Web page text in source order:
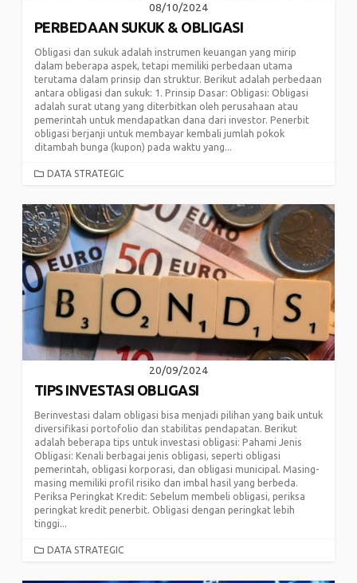
08/10/2024
PERBEDAAN SUKUK & OBLIGASI
Obligasi dan sukuk adalah instrumen keuangan yang mirip
dalam beberapa aspek, tetapi memiliki perbedaan utama
terutama dalam prinsip dan struktur. Berikut adalah perbedaan
antara obligasi dan sukuk: 1. Prinsip Dasar: Obligasi: Obligasi
adalah surat utang yang diterbitkan oleh perusahaan atau
pemerintah untuk mendapatkan dana dari investor. Penerbit
obligasi berjanji untuk membayar kembali jumlah pokok
ditambah bunga (kupon) pada waktu yang...
CATEGORIES
DATA STRATEGIC
20/09/2024
TIPS INVESTASI OBLIGASI
Berinvestasi dalam obligasi bisa menjadi pilihan yang baik untuk
diversifikasi portofolio dan stabilitas pendapatan. Berikut
adalah beberapa tips untuk investasi obligasi: Pahami Jenis
Obligasi: Kenali berbagai jenis obligasi, seperti obligasi
pemerintah, obligasi korporasi, dan obligasi municipal. Masing-
masing memiliki profil risiko dan imbal hasil yang berbeda.
Periksa Peringkat Kredit: Sebelum membeli obligasi, periksa
peringkat kredit penerbit. Obligasi dengan peringkat lebih
tinggi...
CATEGORIES
DATA STRATEGIC